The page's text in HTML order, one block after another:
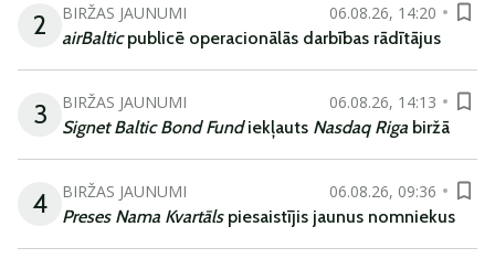
2 BIRŽAS JAUNUMI
06.08.26, 14:20
airBalticpublicē operacionālās darbības rādītājus
3 BIRŽAS JAUNUMI
06.08.26, 14:13
Signet Baltic Bond Fundiekļauts Nasdaq Riga biržā
4 BIRŽAS JAUNUMI
06.08.26, 09:36
Preses Nama Kvartāls piesaistījis jaunus nomniekus